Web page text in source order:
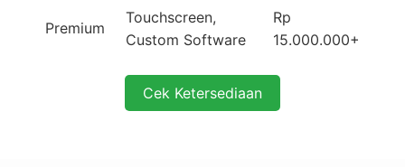
Premium
Touchscreen,
Custom Software
Rp
15.000.000+
Cek Ketersediaan